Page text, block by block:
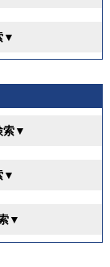
▼
索▼
▼
▼